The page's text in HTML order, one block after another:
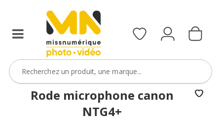
Rode microphone canon
NTG4+